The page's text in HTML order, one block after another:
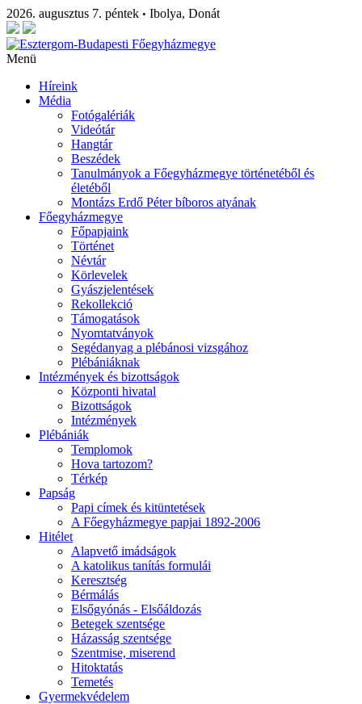
2026. augusztus 7. péntek • Ibolya, Donát
Menü
Híreink
Média
Fotógalériák
Videótár
Hangtár
Beszédek
Tanulmányok a Főegyházmegye történetéből és
életéből
Montázs Erdő Péter bíboros atyának
Főegyházmegye
Főpapjaink
Történet
Névtár
Körlevelek
Gyászjelentések
Rekollekció
Támogatások
Nyomtatványok
Segédanyag a plébánosi vizsgához
Plébániáknak
Intézmények és bizottságok
Központi hivatal
Bizottságok
Intézmények
Plébániák
Templomok
Hova tartozom?
Térkép
Papság
Papi címek és kitüntetések
A Főegyházmegye papjai 1892-2006
Hitélet
Alapvető imádságok
A katolikus tanítás formulái
Keresztség
Bérmálás
Elsőgyónás - Elsőáldozás
Betegek szentsége
Házasság szentsége
Szentmise, miserend
Hitoktatás
Temetés
Gyermekvédelem